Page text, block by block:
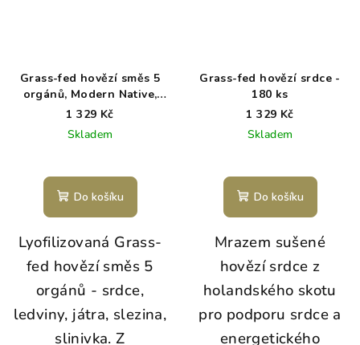
Grass-fed hovězí směs 5
orgánů, Modern Native,
180 ks
1 329 Kč
Skladem
Do košíku
Lyofilizovaná Grass-
fed hovězí směs 5
orgánů - srdce,
ledviny, játra, slezina,
slinivka. Z
Grass-fed hovězí srdce -
180 ks
1 329 Kč
Skladem
Do košíku
Mrazem sušené
hovězí srdce z
holandského skotu
pro podporu srdce a
energetického